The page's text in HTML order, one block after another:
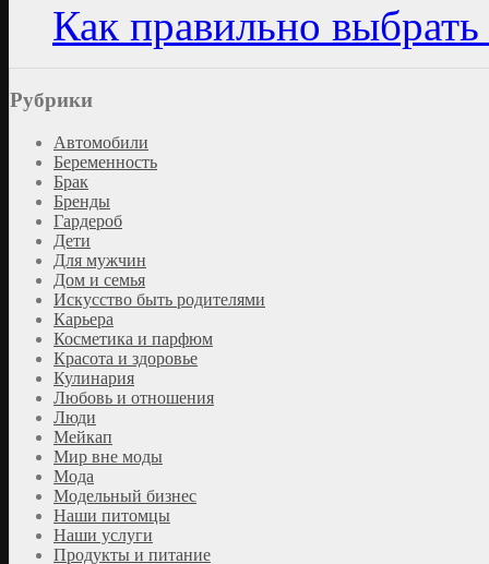
Как правильно выбрать
Рубрики
Автомобили
Беременность
Брак
Бренды
Гардероб
Дети
Для мужчин
Дом и семья
Искусство быть родителями
Карьера
Косметика и парфюм
Красота и здоровье
Кулинария
Любовь и отношения
Люди
Мейкап
Мир вне моды
Мода
Модельный бизнес
Наши питомцы
Наши услуги
Продукты и питание